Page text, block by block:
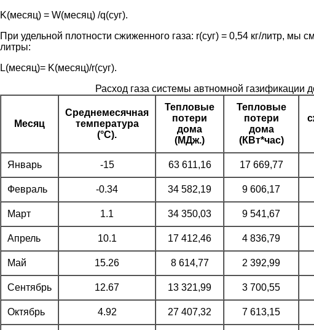
K(месяц) = W(месяц) /q(суг).
При удельной плотности сжиженного газа: r(суг) = 0,54 кг/литр, мы
литры:
L(месяц)= K(месяц)/r(суг).
Расход газа системы автномной газификации
Месяц
Среднемесячная
температура
(°С).
Тепловые
потери
дома
(МДж.)
Тепловые
потери
дома
(КВт*час)
Январь -15 63 611,16 17 669,77
Февраль -0.34 34 582,19 9 606,17
Март 1.1 34 350,03 9 541,67
Апрель 10.1 17 412,46 4 836,79
Май 15.26 8 614,77 2 392,99
Сентябрь 12.67 13 321,99 3 700,55
Октябрь 4.92 27 407,32 7 613,15